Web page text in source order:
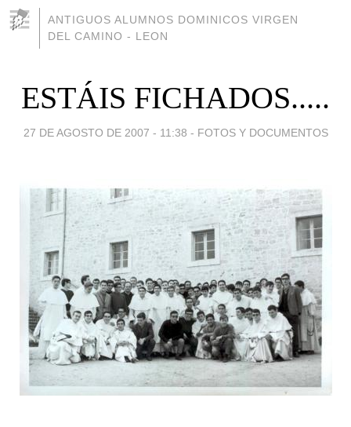
ANTIGUOS ALUMNOS DOMINICOS VIRGEN
DEL CAMINO - LEON
ESTÁIS FICHADOS.....
27 DE AGOSTO DE 2007 - 11:38 - FOTOS Y DOCUMENTOS